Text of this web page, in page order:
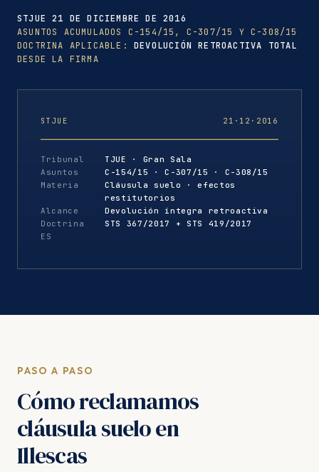
STJUE 21 DE DICIEMBRE DE 2016
ASUNTOS ACUMULADOS C-154/15, C-307/15 Y C-308/15
DOCTRINA APLICABLE: DEVOLUCIÓN RETROACTIVA TOTAL
DESDE LA FIRMA
STJUE 21·12·2016
Tribunal
TJUE · Gran Sala
Asuntos
C-154/15 · C-307/15 · C-308/15
Materia
Cláusula suelo · efectos
restitutorios
Alcance
Devolución íntegra retroactiva
Doctrina
ES
STS 367/2017 + STS 419/2017
PASO A PASO
Cómo reclamamos
cláusula suelo en
Illescas